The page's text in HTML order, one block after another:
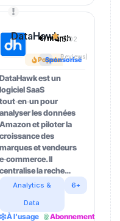
DataHawk
Popular
Sponsorisé
€/month
4.5(202
Reviews)
DataHawk est un
logiciel SaaS
tout‑en‑un pour
analyser les données
Amazon et piloter la
croissance des
marques et vendeurs
e‑commerce. Il
centralise la reche…
Analytics &
Data
6+
À l’usage
Abonnement